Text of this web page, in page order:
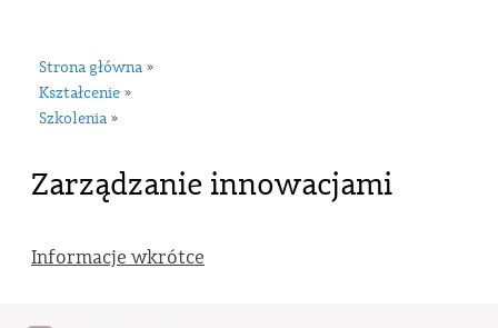
Strona główna »
Kształcenie »
Szkolenia »
Zarządzanie innowacjami
Informacje wkrótce